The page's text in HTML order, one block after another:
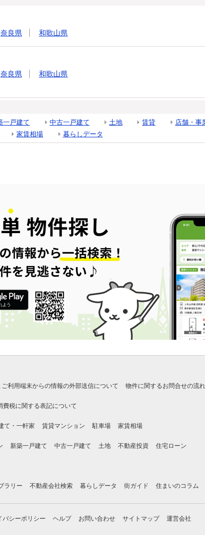
奈良県 和歌山県
奈良県 和歌山県
一戸建て 中古一戸建て 土地 賃貸
店舗・事
家賃相場 暮らしデータ
ご利用端末からの情報の外部送信について 物件に関するお問合せの流れ
費税に関する表記について
て・一軒家 賃貸マンション 駐車場 家賃相場
新築一戸建て 中古一戸建て 土地 不動産投資 住宅ローン
ラリー 不動産会社検索 暮らしデータ 街ガイド 住まいのコラム
バシーポリシー ヘルプ お問い合わせ サイトマップ 運営会社